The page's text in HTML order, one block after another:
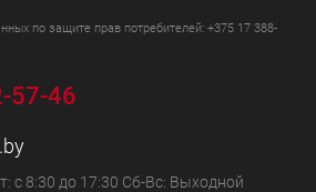
по защите прав потребителей: +375 17 388-
57-46
с 8:30 до 17:30 Сб-Вс: Выходной